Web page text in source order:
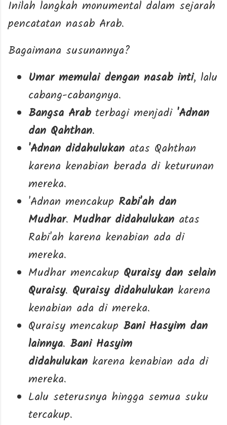
Inilah langkah monumental dalam sejarah
pencatatan nasab Arab.
Bagaimana susunannya?
Umar memulai dengan nasab inti, lalu
cabang-cabangnya.
Bangsa Arabterbagi menjadi 'Adnan
dan Qahthan.
'Adnan didahulukan atas Qahthan
karena kenabian berada di keturunan
mereka.
'Adnan mencakup Rabi'ah dan
Mudhar. Mudhar didahulukan atas
Rabi'ah karena kenabian ada di
mereka.
Mudhar mencakup Quraisy dan selain
Quraisy. Quraisy didahulukan karena
kenabian ada di mereka.
Quraisy mencakup Bani Hasyim dan
lainnya. Bani Hasyim
didahulukan karena kenabian ada di
mereka.
Lalu seterusnya hingga semua suku
tercakup.